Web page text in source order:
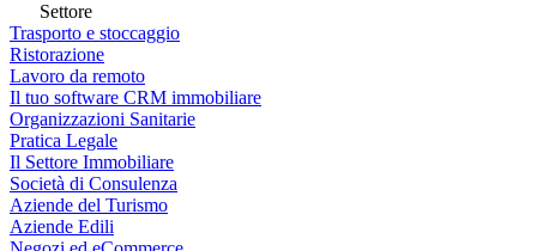
Settore
Trasporto e stoccaggio
Ristorazione
Lavoro da remoto
Il tuo software CRM immobiliare
Organizzazioni Sanitarie
Pratica Legale
Il Settore Immobiliare
Società di Consulenza
Aziende del Turismo
Aziende Edili